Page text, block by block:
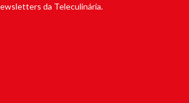
da Teleculinária.